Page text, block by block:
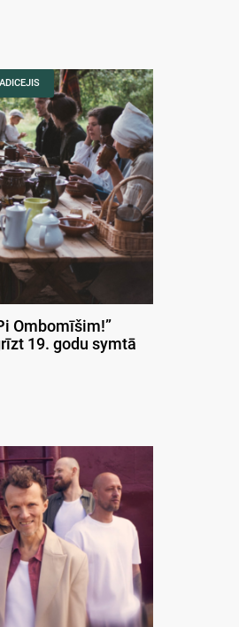
Ombomīšim!”
19. godu symtā